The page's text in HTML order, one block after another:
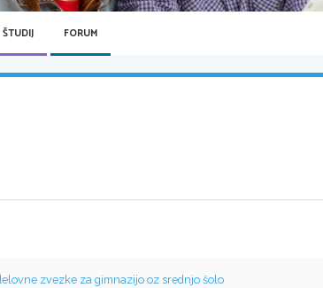
ŠTUDIJ FORUM
zvezke za gimnazijo oz srednjo šolo